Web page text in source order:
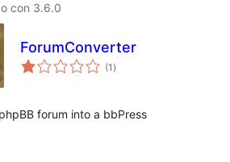
con 3.6.0
ForumConverter
(1 total
de
)
forum into a bbPress